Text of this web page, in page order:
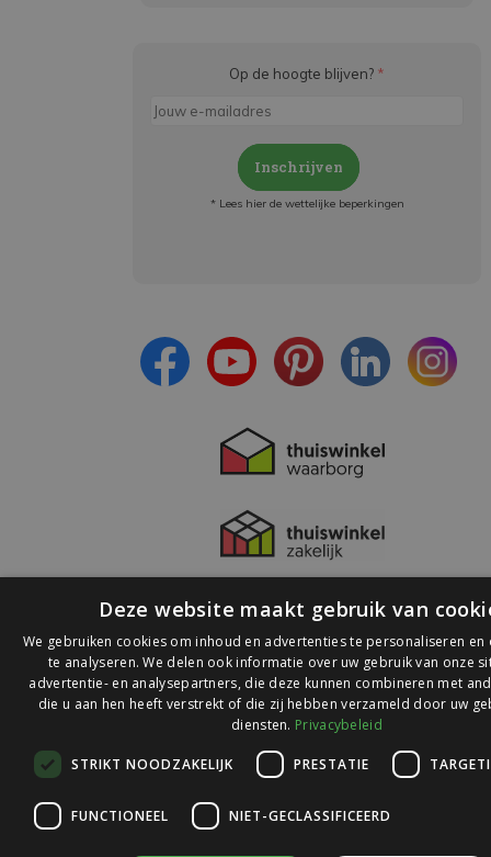
Op de hoogte blijven? *
Inschrijven
* Lees hier de wettelijke beperkingen
© 2026 Ledlichtdiscounter.nl
op
Webwinkelkeur
Deze website maakt gebruik van
We gebruiken cookies om inhoud en advertenties te personaliseren en
te analyseren. We delen ook informatie over uw gebruik van onze
advertentie- en analysepartners, die deze kunnen combineren met
die u aan hen heeft verstrekt of die zij hebben verzameld door uw
diensten. Privacybeleid
STRIKT NOODZAKELIJK PRESTATIE
FUNCTIONEEL NIET-GECLASSIFICEERD